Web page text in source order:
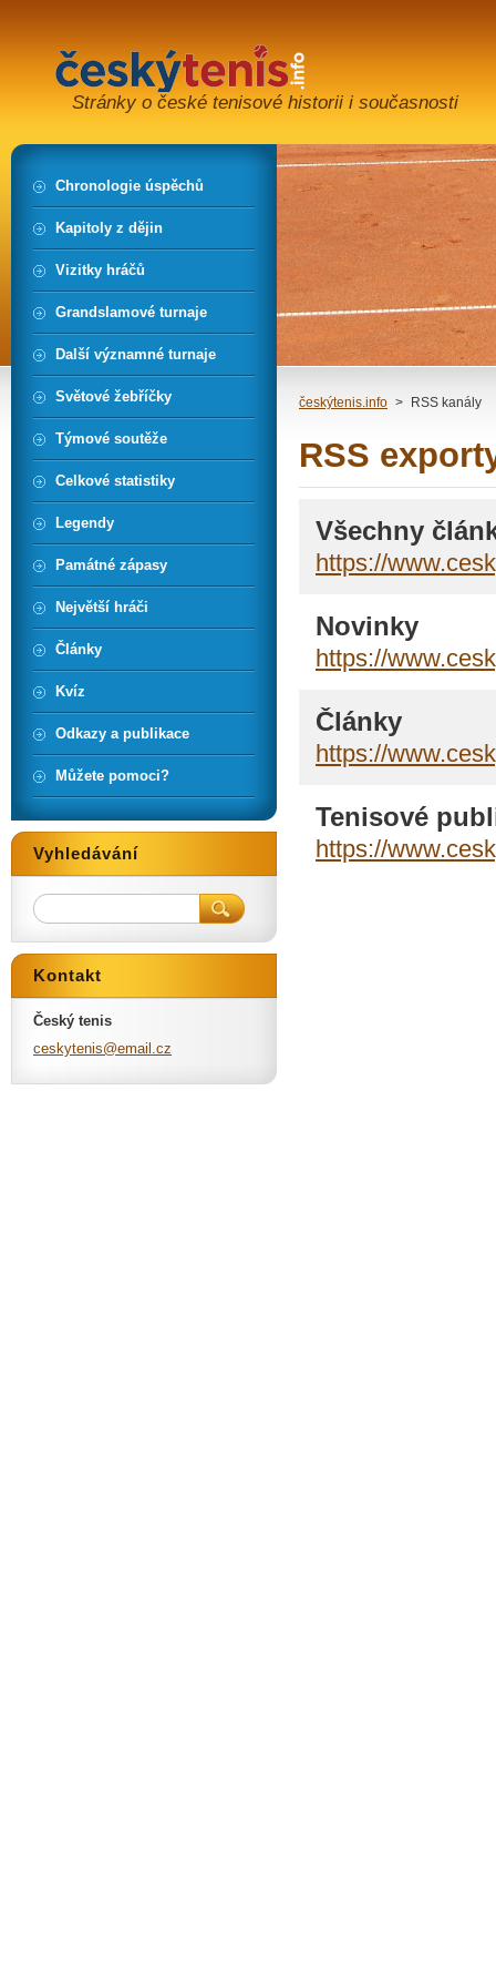
Stránky o české tenisové historii i současnosti
českýtenis.info > RSS kanály
RSS
Všechny
https://
Novinky
https://
Články
https://
Tenisové
https://
Chronologie úspěchů
Kapitoly z dějin
Vizitky hráčů
Grandslamové turnaje
Další významné turnaje
Světové žebříčky
Týmové soutěže
Celkové statistiky
Legendy
Památné zápasy
Největší hráči
Články
Kvíz
Odkazy a publikace
Můžete pomoci?
Vyhledávání
Kontakt
Český tenis
ceskytenis@email .cz